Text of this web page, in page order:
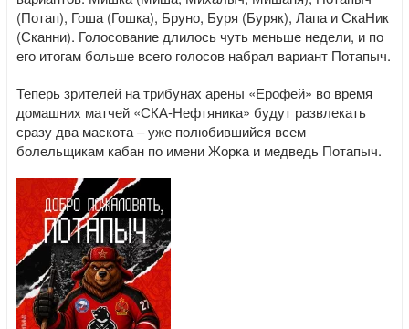
(Потап), Гоша (Гошка), Бруно, Буря (Буряк), Лапа и СкаНик
(Сканни). Голосование длилось чуть меньше недели, и по
его итогам больше всего голосов набрал вариант Потапыч.
Теперь зрителей на трибунах арены «Ерофей» во время
домашних матчей «СКА-Нефтяника» будут развлекать
сразу два маскота – уже полюбившийся всем
болельщикам кабан по имени Жорка и медведь Потапыч.